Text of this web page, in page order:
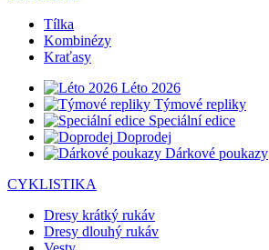
Tílka
Kombinézy
Kraťasy
Léto 2026
Týmové repliky
Speciální edice
Doprodej
Dárkové poukazy
CYKLISTIKA
Dresy krátký rukáv
Dresy dlouhý rukáv